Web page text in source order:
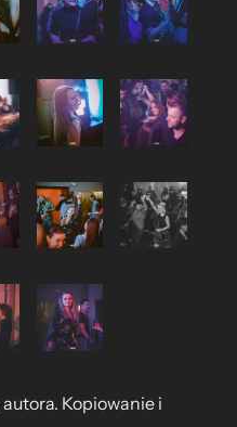
Kopiowanie i